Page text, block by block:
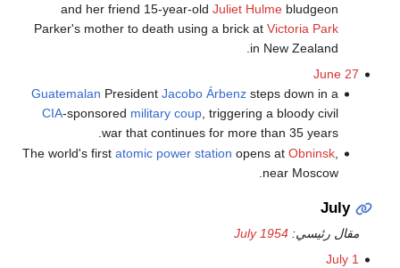
and her friend 15-year-oldJuliet Hulme bludgeon
Parker's mother to death using a brick atVictoria Park
in New Zealand.
June 27
Guatemalan PresidentJacobo Árbenz steps down in a
CIA-sponsored military coup , triggering a bloody civil
war that continues for more than 35 years.
The world's firstatomic power station opens atObninsk,
near Moscow.
July
مقال رئيسي:July 1954
July 1